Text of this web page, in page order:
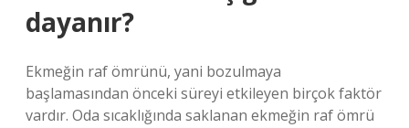
dayanır?
Ekmeğin raf ömrünü, yani bozulmaya
başlamasından önceki süreyi etkileyen birçok faktör
vardır. Oda sıcaklığında saklanan ekmeğin raf ömrü